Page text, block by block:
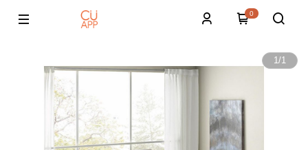
0
1/1